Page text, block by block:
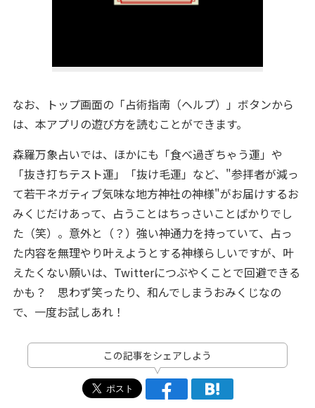
なお、トップ画面の「占術指南（ヘルプ）」ボタンから
は、本アプリの遊び方を読むことができます。
森羅万象占いでは、ほかにも「食べ過ぎちゃう運」や
「抜き打ちテスト運」「抜け毛運」など、"参拝者が減っ
て若干ネガティブ気味な地方神社の神様"がお届けするお
みくじだけあって、占うことはちっさいことばかりでし
た（笑）。意外と（？）強い神通力を持っていて、占っ
た内容を無理やり叶えようとする神様らしいですが、叶
えたくない願いは、Twitterにつぶやくことで回避できる
かも？ 思わず笑ったり、和んでしまうおみくじなの
で、一度お試しあれ！
この記事をシェアしよう